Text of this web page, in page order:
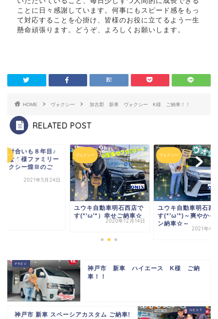
ことに日々感謝しています。何事にもスピード感をもっ
て対応することを心掛け、皆様のお役に立てるよう一生
懸命頑張ります。どうぞ、よろしくお願いします。
HOME ヴォクシー 加古郡 新車 ヴォクシー K様 ご納車！！
RELATED POST
シー
お付合いも８年目♪
きなＩ様ファミリー
ォクシー煌Ⅲのご
2021年5月24日
ヴォクシー
ユウキ自動車明石西店で
す(*’ω’*）幸せご納車☆
2020年12月14日
ヴォクシー
ユウキ自動車明石西
す(*’ω’*)～爽やかイ
ン納車☆～
2021年4
神戸市 新車 ハイエース K様 ご納
車！！
神戸市 新車 スペーシアカスタム ご納車!